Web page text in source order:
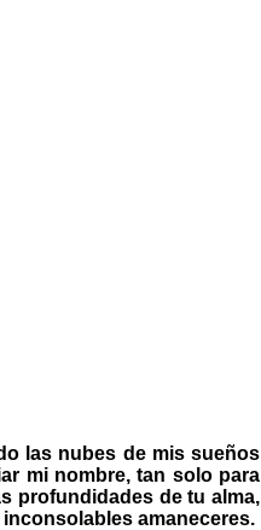
las nubes de mis sueños
mi nombre, tan solo para
profundidades de tu alma,
amaneceres.